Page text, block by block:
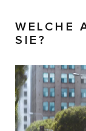
WELCHE
SIE?